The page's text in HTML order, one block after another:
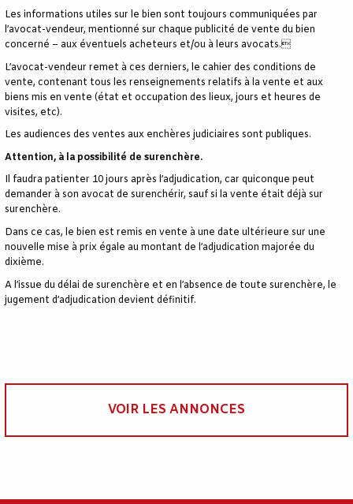
Les informations utiles sur le bien sont toujours communiquées par
l’avocat-vendeur, mentionné sur chaque publicité de vente du bien
concerné – aux éventuels acheteurs et/ou à leurs avocats.
L’avocat-vendeur remet à ces derniers, le cahier des conditions de
vente, contenant tous les renseignements relatifs à la vente et aux
biens mis en vente (état et occupation des lieux, jours et heures de
visites, etc).
Les audiences des ventes aux enchères judiciaires sont publiques.
Attention, à la possibilité de surenchère.
Il faudra patienter 10 jours après l’adjudication, car quiconque peut
demander à son avocat de surenchérir, sauf si la vente était déjà sur
surenchère.
Dans ce cas, le bien est remis en vente à une date ultérieure sur une
nouvelle mise à prix égale au montant de l’adjudication majorée du
dixième.
A l’issue du délai de surenchère et en l’absence de toute surenchère, le
jugement d’adjudication devient définitif.
VOIR LES ANNONCES